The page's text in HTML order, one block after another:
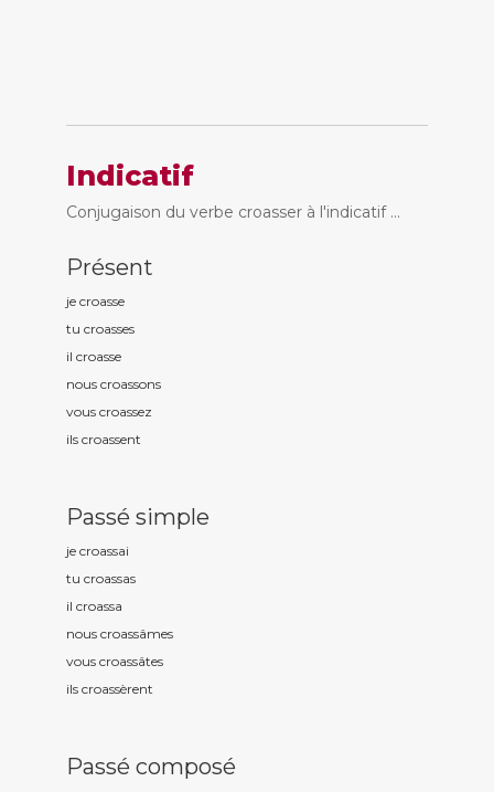
Indicatif
Conjugaison du verbe croasser à l'indicatif ...
Présent
je croasse
tu croasses
il croasse
nous croassons
vous croassez
ils croassent
Passé simple
je croassai
tu croassas
il croassa
nous croassâmes
vous croassâtes
ils croassèrent
Passé composé